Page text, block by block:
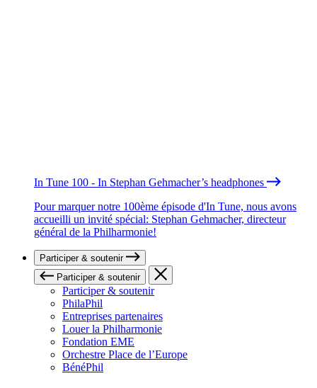
In Tune 100 - In Stephan Gehmacher’s headphones
Pour marquer notre 100ème épisode d'In Tune, nous avons
accueilli un invité spécial: Stephan Gehmacher, directeur
général de la Philharmonie!
Participer & soutenir
Participer & soutenir
Participer & soutenir
PhilaPhil
Entreprises partenaires
Louer la Philharmonie
Fondation EME
Orchestre Place de l’Europe
BénéPhil